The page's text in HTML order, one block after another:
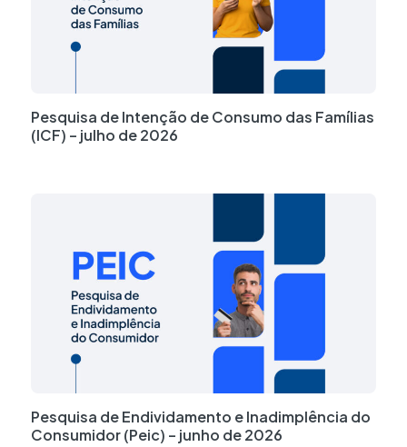
Pesquisa de Intenção de Consumo das Famílias
(ICF) – julho de 2026
Pesquisa de Endividamento e Inadimplência do
Consumidor (Peic) – junho de 2026